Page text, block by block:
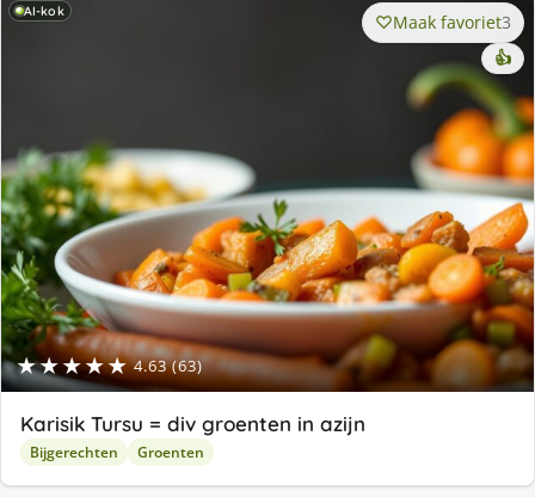
AI-kok
★★★★★ 4.63 (63)
Maak favoriet3
👍
Karisik Tursu = div groenten in azijn
Bijgerechten Groenten